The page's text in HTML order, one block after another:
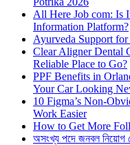
All Here Job com: Is
Information Platform?
Ayurveda Support
Clear Aligner Dental
Reliable Place to Go?
PPF Benefits in
Your Car Looking
10 Figma’s Non-
Work Easier
How to Get More
অসংখ্য পদে জনবল নিয়োগ